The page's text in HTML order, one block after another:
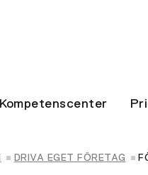
Kompetenscenter
DRIVA EGET FÖRETAG